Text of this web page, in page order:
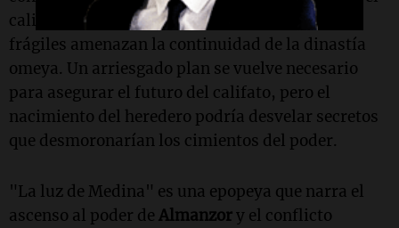
califato: la falta de un sucesor y las alianzas
frágiles amenazan la continuidad de la dinastía
omeya. Un arriesgado plan se vuelve necesario
para asegurar el futuro del califato, pero el
nacimiento del heredero podría desvelar secretos
que desmoronarían los cimientos del poder.
"La luz de Medina" es una epopeya que narra el
ascenso al poder de Almanzory el conflicto